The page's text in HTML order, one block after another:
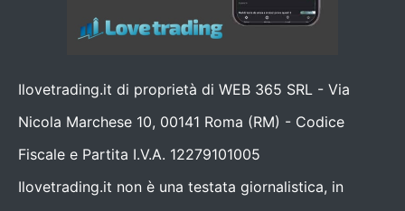
Ilovetrading.it di proprietà di WEB 365 SRL - Via
Nicola Marchese 10, 00141 Roma (RM) - Codice
Fiscale e Partita I.V.A. 12279101005
Ilovetrading.it non è una testata giornalistica, in